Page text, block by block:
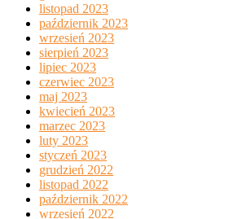
listopad 2023
październik 2023
wrzesień 2023
sierpień 2023
lipiec 2023
czerwiec 2023
maj 2023
kwiecień 2023
marzec 2023
luty 2023
styczeń 2023
grudzień 2022
listopad 2022
październik 2022
wrzesień 2022